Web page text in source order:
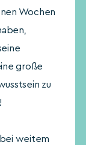
Wochen
große
zu
bei weitem